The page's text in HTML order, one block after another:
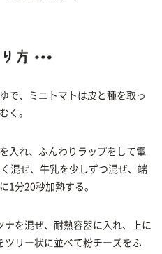
で、ミニトマトは皮と種を取っ
く。
入れ、ふんわりラップをして電
混ぜ、牛乳を少しずつ混ぜ、端
1分20秒加熱する。
ナを混ぜ、耐熱容器に入れ、上に
ツリー状に並べて粉チーズをふ